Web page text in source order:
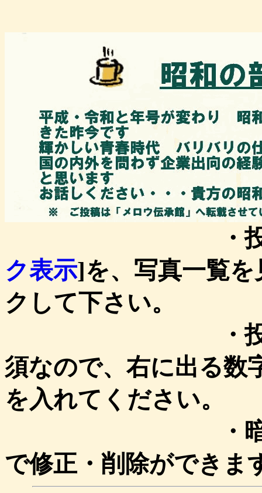
・投稿一覧
ク表示]を、写真一覧
クして下さい。
・投稿時、画
須なので、右に出る数
を入れてください。
・暗証キーを
で修正・削除ができま